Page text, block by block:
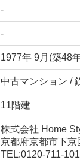
-
-
1977年 9月(築48
中古マンション /
11階建
株式会社 Home
京都府京都市下京
TEL:0120-711-101